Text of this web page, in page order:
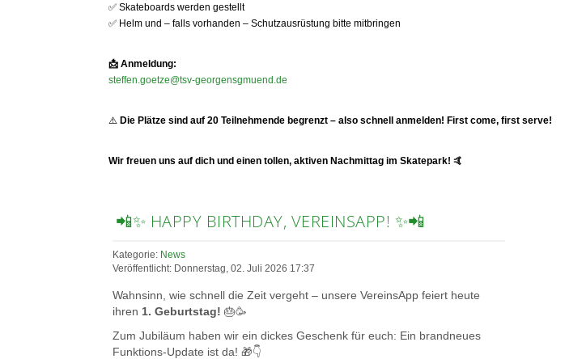
✅ Skateboards werden gestellt
✅ Helm und – falls vorhanden – Schutzausrüstung bitte mitbringen
📩 Anmeldung:
steffen.goetze@tsv-georgensgmuend.de
⚠️ Die Plätze sind auf 20 Teilnehmende begrenzt – also schnell anmelden! First come, first serve!
Wir freuen uns auf dich und einen tollen, aktiven Nachmittag im Skatepark!🤙
📲✨ HAPPY BIRTHDAY, VEREINSAPP! ✨📲
Kategorie: News
Veröffentlicht: Donnerstag, 02. Juli 2026 17:37
Wahnsinn, wie schnell die Zeit vergeht – unsere VereinsApp feiert heute
ihren 1. Geburtstag! 🎂🥳
Zum Jubiläum haben wir ein dickes Geschenk für euch: Ein brandneues
Funktions-Update ist da! 🎁👇